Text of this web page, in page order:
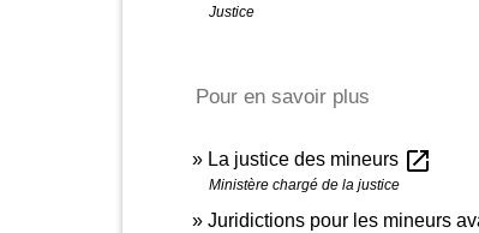
Justice
Pour en savoir plus
La justice des mineurs open_in_new
Ministère chargé de la justice
Juridictions pour les mineurs